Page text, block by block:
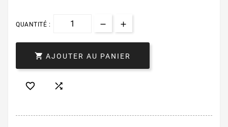
QUANTITÉ :
 AJOUTER AU PANIER
 